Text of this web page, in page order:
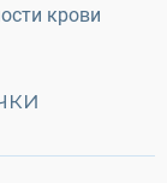
крови